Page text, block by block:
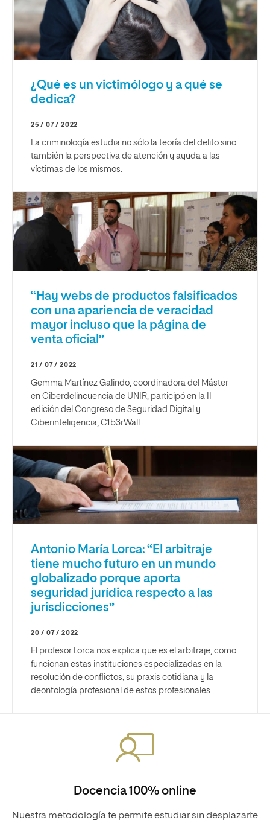
¿Qué es un victimólogo y a qué se
dedica?
25 / 07 / 2022
La criminología estudia no sólo la teoría del delito sino
también la perspectiva de atención y ayuda a las
víctimas de los mismos.
“Hay webs de productos falsificados
con una apariencia de veracidad
mayor incluso que la página de
venta oficial”
21 / 07 / 2022
Gemma Martínez Galindo, coordinadora del Máster
en Ciberdelincuencia de UNIR, participó en la II
edición del Congreso de Seguridad Digital y
Ciberinteligencia, C1b3rWall.
Antonio María Lorca: “El arbitraje
tiene mucho futuro en un mundo
globalizado porque aporta
seguridad jurídica respecto a las
jurisdicciones”
20 / 07 / 2022
El profesor Lorca nos explica que es el arbitraje, como
funcionan estas instituciones especializadas en la
resolución de conflictos, su praxis cotidiana y la
deontología profesional de estos profesionales.
Docencia 100% online
Nuestra metodología te permite estudiar sin desplazarte